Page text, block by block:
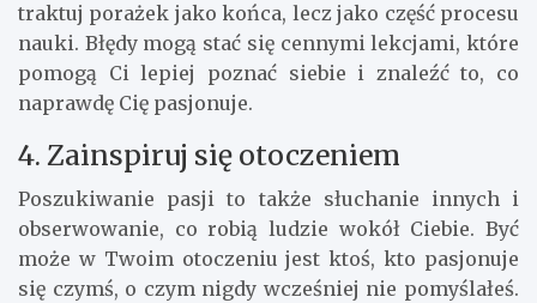
traktuj porażek jako końca, lecz jako część procesu
nauki. Błędy mogą stać się cennymi lekcjami, które
pomogą Ci lepiej poznać siebie i znaleźć to, co
naprawdę Cię pasjonuje.
4. Zainspiruj się otoczeniem
Poszukiwanie pasji to także słuchanie innych i
obserwowanie, co robią ludzie wokół Ciebie. Być
może w Twoim otoczeniu jest ktoś, kto pasjonuje
się czymś, o czym nigdy wcześniej nie pomyślałeś.